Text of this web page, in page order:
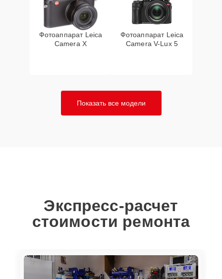
Фотоаппарат Leica
Camera X
Фотоаппарат Leica
Camera V-Lux 5
Показать все модели
Экспресс-расчет
стоимости ремонта